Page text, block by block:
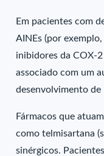
Em pacientes com
AINEs (por
inibidores da COX-2
associado com um
desenvolvimento de
Fármacos que
como telmisartana
sinérgicos.